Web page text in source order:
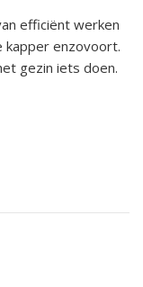
efficiënt werken
kapper enzovoort.
gezin iets doen.